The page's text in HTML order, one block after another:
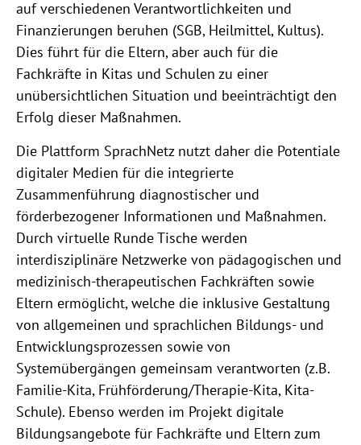
auf verschiedenen Verantwortlichkeiten und
Finanzierungen beruhen (SGB, Heilmittel, Kultus).
Dies führt für die Eltern, aber auch für die
Fachkräfte in Kitas und Schulen zu einer
unübersichtlichen Situation und beeinträchtigt den
Erfolg dieser Maßnahmen.
Die Plattform SprachNetz nutzt daher die Potentiale
digitaler Medien für die integrierte
Zusammenführung diagnostischer und
förderbezogener Informationen und Maßnahmen.
Durch virtuelle Runde Tische werden
interdisziplinäre Netzwerke von pädagogischen und
medizinisch-therapeutischen Fachkräften sowie
Eltern ermöglicht, welche die inklusive Gestaltung
von allgemeinen und sprachlichen Bildungs- und
Entwicklungsprozessen sowie von
Systemübergängen gemeinsam verantworten (z.B.
Familie-Kita, Frühförderung/Therapie-Kita, Kita-
Schule). Ebenso werden im Projekt digitale
Bildungsangebote für Fachkräfte und Eltern zum